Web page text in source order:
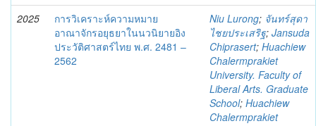
2025
การวิเคราะห์ความหมาย
อาณาจักรอยุธยาในนวนิยายอิง
ประวัติศาสตร์ไทย พ.ศ. 2481 –
2562
Niu Lurong; จันทร์สุดา
ไชยประเสริฐ; Jansuda
Chiprasert; Huachiew
Chalermprakiet
University. Faculty of
Liberal Arts. Graduate
School; Huachiew
Chalermprakiet